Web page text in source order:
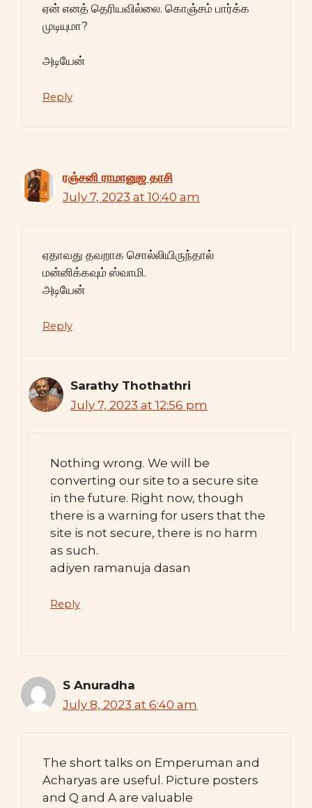
ஏன் எனத் தெரியவில்லை. கொஞ்சம் பார்க்க
முடியுமா?
அடியேன்
Reply
ரஞ்சனி ராமானுஜ தாசி
July 7, 2023 at 10:40 am
ஏதாவது தவறாக சொல்லியிருந்தால்
மன்னிக்கவும் ஸ்வாமி.
அடியேன்
Reply
Sarathy Thothathri
July 7, 2023 at 12:56 pm
Nothing wrong. We will be
converting our site to a secure site
in the future. Right now, though
there is a warning for users that the
site is not secure, there is no harm
as such.
adiyen ramanuja dasan
Reply
S Anuradha
July 8, 2023 at 6:40 am
The short talks on Emperuman and
Acharyas are useful. Picture posters
and Q and A are valuable